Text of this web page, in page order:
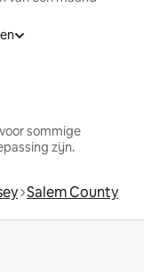
sommige
zijn.
Salem County